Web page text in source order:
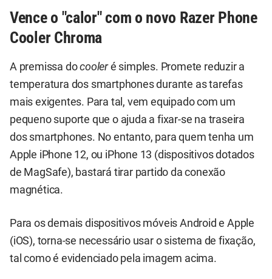
Vence o "calor" com o novo Razer Phone
Cooler Chroma
A premissa docooleré simples. Promete reduzir a
temperatura dos smartphones durante as tarefas
mais exigentes. Para tal, vem equipado com um
pequeno suporte que o ajuda a fixar-se na traseira
dos smartphones. No entanto, para quem tenha um
Apple iPhone 12, ou iPhone 13 (dispositivos dotados
de MagSafe), bastará tirar partido da conexão
magnética.
Para os demais dispositivos móveis Android e Apple
(iOS), torna-se necessário usar o sistema de fixação,
tal como é evidenciado pela imagem acima.